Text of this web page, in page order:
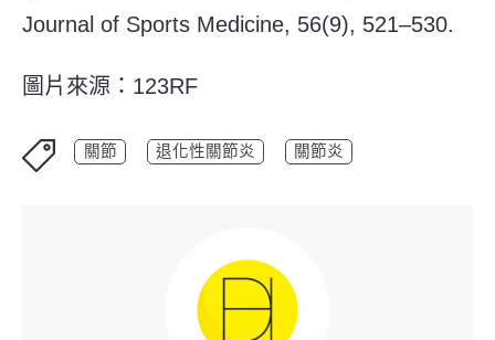
Journal of Sports Medicine, 56(9), 521–530.
圖片來源：123RF
關節 退化性關節炎 關節炎